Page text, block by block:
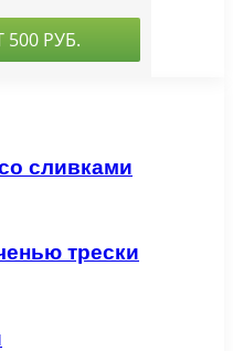
сливками
трески